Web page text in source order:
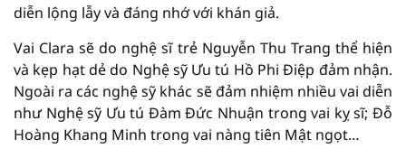
diễn lộng lẫy và đáng nhớ với khán giả.
Vai Clara sẽ do nghệ sĩ trẻ Nguyễn Thu Trang thể hiện
và kẹp hạt dẻ do Nghệ sỹ Ưu tú Hồ Phi Điệp đảm nhận.
Ngoài ra các nghệ sỹ khác sẽ đảm nhiệm nhiều vai diễn
như Nghệ sỹ Ưu tú Đàm Đức Nhuận trong vai kỵ sĩ; Đỗ
Hoàng Khang Minh trong vai nàng tiên Mật ngọt…